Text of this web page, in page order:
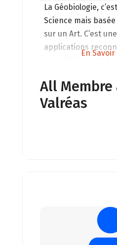
La Géobiologie,
Science mais
sur un Art. C’est
applications
de le pratiquer,
géobiologue. La
En Savoir
All
Valréas